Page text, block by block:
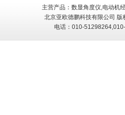
主营产品：数显角度仪,电动机
北京亚欧德鹏科技有限公司 版
电话：010-